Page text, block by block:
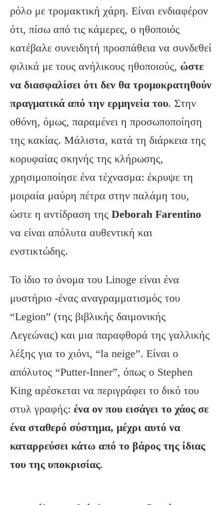
ρόλο με τρομακτική χάρη. Είναι ενδιαφέρον
ότι, πίσω από τις κάμερες, ο ηθοποιός
κατέβαλε συνειδητή προσπάθεια να συνδεθεί
φιλικά με τους ανήλικους ηθοποιούς, ώστε
να διασφαλίσει ότι δεν θα τρομοκρατηθούν
πραγματικά από την ερμηνεία του. Στην
οθόνη, όμως, παραμένει η προσωποποίηση
της κακίας. Μάλιστα, κατά τη διάρκεια της
κορυφαίας σκηνής της κλήρωσης,
χρησιμοποίησε ένα τέχνασμα: έκρυψε τη
μοιραία μαύρη πέτρα στην παλάμη του,
ώστε η αντίδραση της Deborah Farentino
να είναι απόλυτα αυθεντική και
ενστικτώδης.
Το ίδιο το όνομα του Linoge είναι ένα
μυστήριο -ένας αναγραμματισμός του
“Legion” (της βιβλικής δαιμονικής
Λεγεώνας) και μια παραφθορά της γαλλικής
λέξης για το χιόνι, “la neige”. Είναι ο
απόλυτος “Putter-Inner”, όπως ο Stephen
King αρέσκεται να περιγράφει το δικό του
στυλ γραφής: ένα ον που εισάγει το χάος σε
ένα σταθερό σύστημα, μέχρι αυτό να
καταρρεύσει κάτω από το βάρος της ίδιας
του της υποκρισίας.